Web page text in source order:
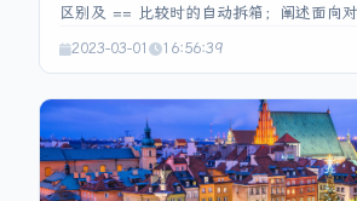
区别及 == 比较时的自动拆箱；阐述面向
原理、单继承原因以及多继承的局限；比较
（getClass、equals、hashCode、
clone、finalize）。整体突出 OOP 基础
性的核心要点。
2023-03-01 16:56:39